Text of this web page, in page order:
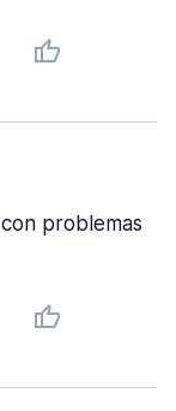
problemas